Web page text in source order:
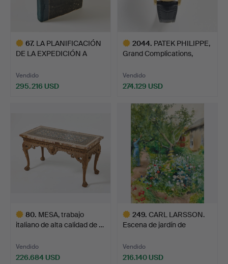
67. LA PLANIFICACIÓN
DE LA EXPEDICIÓN A
Vendido
295.216 USD
2044. PATEK PHILIPPE,
Grand Complications,
Vendido
274.129 USD
seleccionado
80. MESA, trabajo
italiano de alta calidad de …
Vendido
226.684 USD
249. CARL LARSSON.
Escena de jardín de
Vendido
216.140 USD